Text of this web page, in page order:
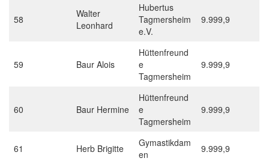
58
Walter
Leonhard
Hubertus
Tagmersheim
e.V.
9.999,9
59 Baur Alois
Hüttenfreund
e
Tagmersheim
9.999,9
60 Baur Hermine
Hüttenfreund
e
Tagmersheim
9.999,9
61 Herb Brigitte
Gymastikdam
en
9.999,9